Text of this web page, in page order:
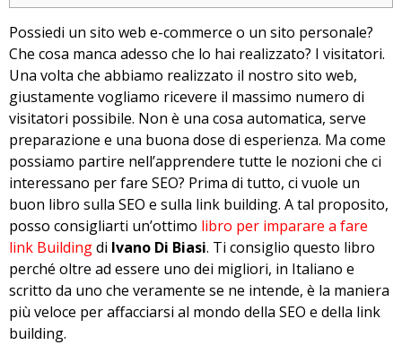
Possiedi un sito web e-commerce o un sito personale?
Che cosa manca adesso che lo hai realizzato? I visitatori.
Una volta che abbiamo realizzato il nostro sito web,
giustamente vogliamo ricevere il massimo numero di
visitatori possibile. Non è una cosa automatica, serve
preparazione e una buona dose di esperienza. Ma come
possiamo partire nell’apprendere tutte le nozioni che ci
interessano per fare SEO? Prima di tutto, ci vuole un
buon libro sulla SEO e sulla link building. A tal proposito,
posso consigliarti un’ottimo libro per imparare a fare
link Buildingdi Ivano Di Biasi. Ti consiglio questo libro
perché oltre ad essere uno dei migliori, in Italiano e
scritto da uno che veramente se ne intende, è la maniera
più veloce per affacciarsi al mondo della SEO e della link
building.